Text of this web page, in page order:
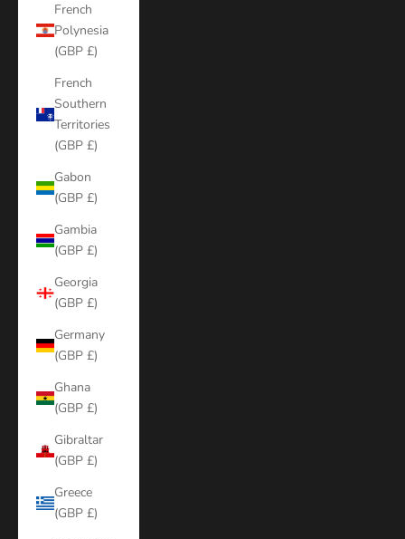
French
Polynesia
(GBP £)
French
Southern
Territories
(GBP £)
Gabon
(GBP £)
Gambia
(GBP £)
Georgia
(GBP £)
Germany
(GBP £)
Ghana
(GBP £)
Gibraltar
(GBP £)
Greece
(GBP £)